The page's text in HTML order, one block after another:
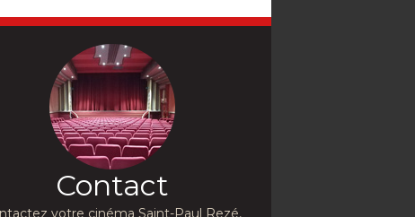
Contact
votre cinéma Saint-Paul Rezé,